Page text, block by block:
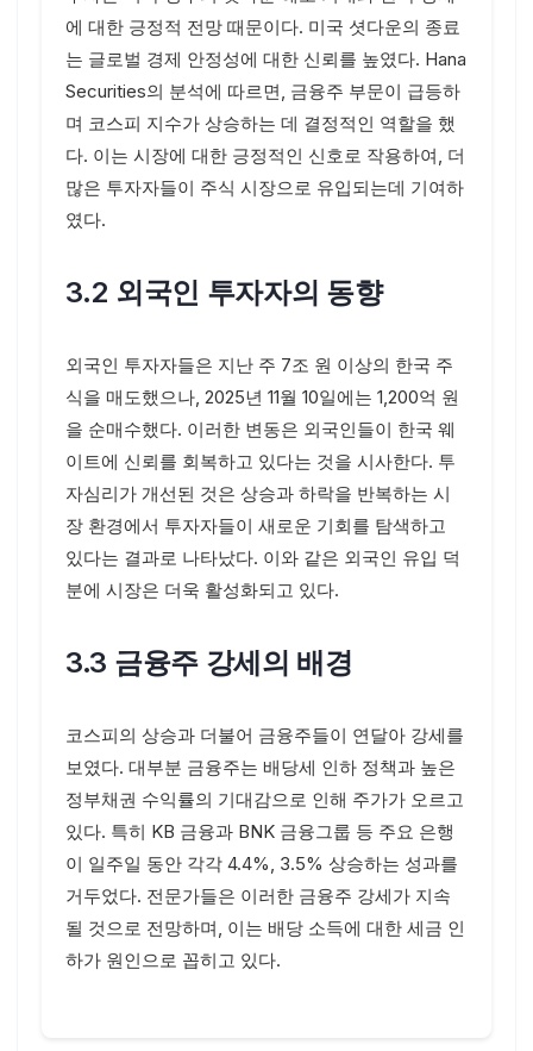
에 대한 긍정적 전망 때문이다. 미국 셧다운의 종료
는 글로벌 경제 안정성에 대한 신뢰를 높였다. Hana
Securities의 분석에 따르면, 금융주 부문이 급등하
며 코스피 지수가 상승하는 데 결정적인 역할을 했
다. 이는 시장에 대한 긍정적인 신호로 작용하여, 더
많은 투자자들이 주식 시장으로 유입되는데 기여하
였다.
3.2 외국인 투자자의 동향
외국인 투자자들은 지난 주 7조 원 이상의 한국 주
식을 매도했으나, 2025년 11월 10일에는 1,200억 원
을 순매수했다. 이러한 변동은 외국인들이 한국 웨
이트에 신뢰를 회복하고 있다는 것을 시사한다. 투
자심리가 개선된 것은 상승과 하락을 반복하는 시
장 환경에서 투자자들이 새로운 기회를 탐색하고
있다는 결과로 나타났다. 이와 같은 외국인 유입 덕
분에 시장은 더욱 활성화되고 있다.
3.3 금융주 강세의 배경
코스피의 상승과 더불어 금융주들이 연달아 강세를
보였다. 대부분 금융주는 배당세 인하 정책과 높은
정부채권 수익률의 기대감으로 인해 주가가 오르고
있다. 특히 KB 금융과 BNK 금융그룹 등 주요 은행
이 일주일 동안 각각 4.4%, 3.5% 상승하는 성과를
거두었다. 전문가들은 이러한 금융주 강세가 지속
될 것으로 전망하며, 이는 배당 소득에 대한 세금 인
하가 원인으로 꼽히고 있다.